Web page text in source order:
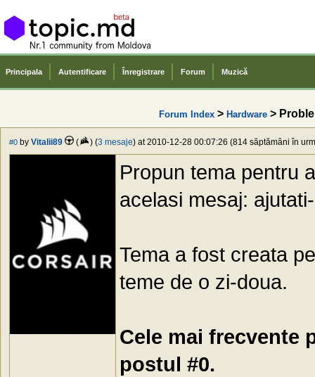
Principala Autentificare Înregistrare Forum Muzică
Forum Index> Hardware>
#0 by Vitalii89 ( ) (3 mesaje) at 2010-12-28 00:07:26 (814 săptămâni în
Propun tema pentru
acelasi mesaj:
Tema a fost creata
teme de o zi-doua.
Cele mai frecvente
postul #0.